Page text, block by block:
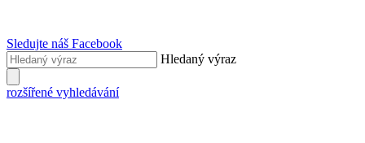
Sledujte náš Facebook
Hledaný výraz
rozšířené vyhledávání